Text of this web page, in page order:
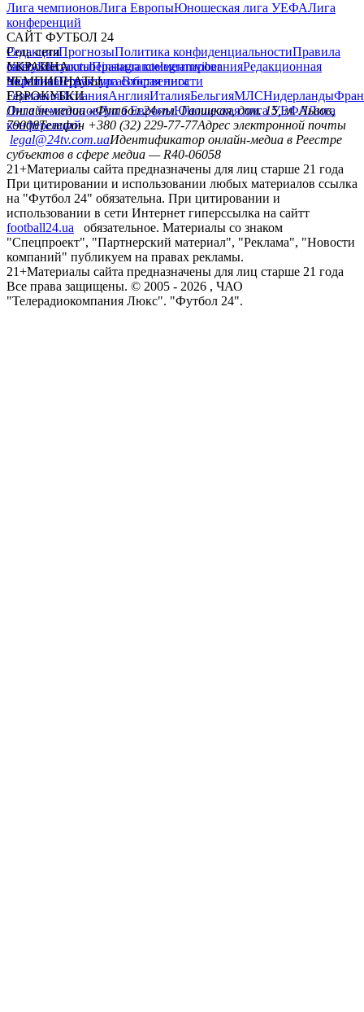
Лига чемпионовЛига ЕвропыЮношеская лига УЕФАЛига
конференций
САЙТ ФУТБОЛ 24
РедакцияПрогнозыПолитика конфиденциальностиПравила
сайтуКонтактыПравила комментированияРедакционная
политикаСтруктура собственности
Соц. сети
facebookxyoutubeinstagramtelegramviber
УКРАИНА
УкраинаПервая лигаВторая лига
ЧЕМПИОНАТЫ
ГерманияИспанияАнглияИталияБельгияМЛСНидерланды
ЕВРОКУБКИ
Лига чемпионовЛига ЕвропыЮношеская лига УЕФАЛига
конференций
Онлайн-медиа «Футбол 24»пл. Галицкая, дом. 15, м. Львов,
79008Телефон +380 (32) 229-77-77Адрес электронной почты
legal@24tv.com.uaИдентификатор онлайн-медиа в Реестре
субъектов в сфере медиа — R40-06058
21+Материалы сайта предназначены для лиц старше 21 года
При цитировании и использовании любых материалов ссылка
на "Футбол 24" обязательна. При цитировании и
использовании в сети Интернет гиперссылка на сайтт
football24.ua
обязательное. Материалы со знаком
"Спецпроект", "Партнерский материал", "Реклама", "Новости
компаний" публикуем на правах рекламы.
21+Материалы сайта предназначены для лиц старше 21 года
Все права защищены. © 2005 - 2026 , ЧАО
"Телерадиокомпания Люкс". "Футбол 24".